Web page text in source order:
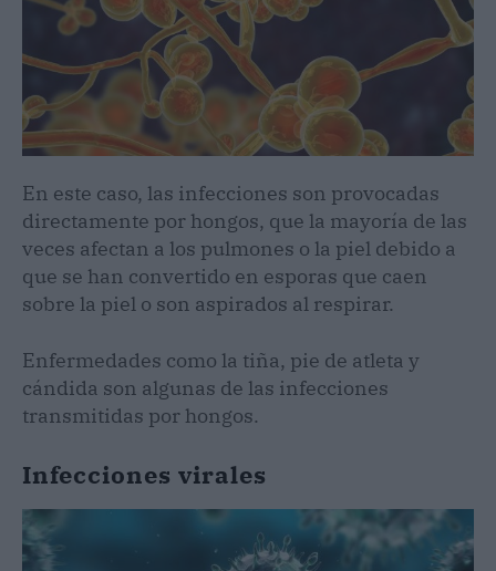
En este caso, las infecciones son provocadas
directamente por hongos, que la mayoría de las
veces afectan a los pulmones o la piel debido a
que se han convertido en esporas que caen
sobre la piel o son aspirados al respirar.
Enfermedades como la tiña, pie de atleta y
cándida son algunas de las infecciones
transmitidas por hongos.
Infecciones virales